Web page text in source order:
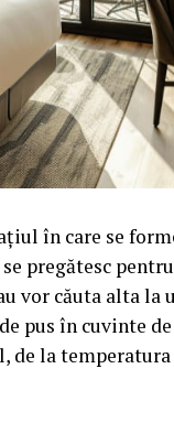
în care se
pregătesc
vor căuta alta la
pus în cuvinte
de la